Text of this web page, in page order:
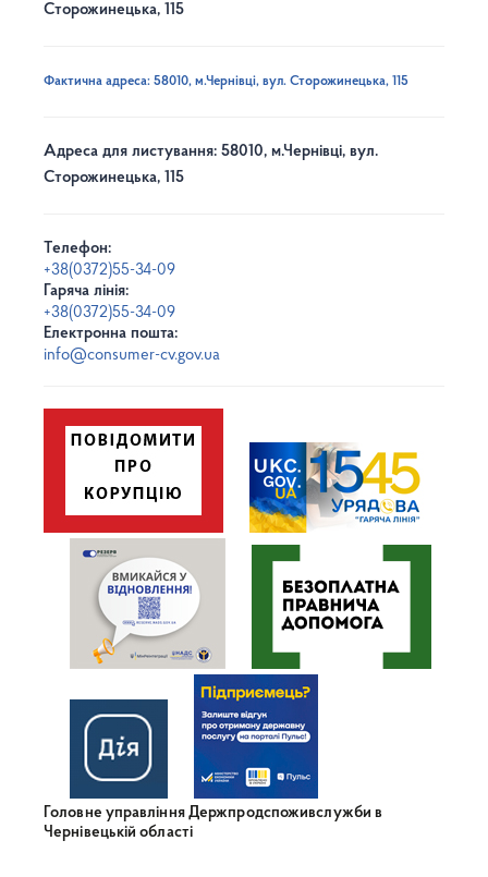
Сторожинецька, 115
Фактична адреса: 58010, м.Чернівці, вул. Сторожинецька, 115
Адреса для листування: 58010, м.Чернівці, вул.
Сторожинецька, 115
Телефон:
+38(0372)55-34-09
Гаряча лінія:
+38(0372)55-34-09
Електронна пошта:
info@consumer-cv.gov.ua
Головне управління Держпродспоживслужби в
Чернівецькій області